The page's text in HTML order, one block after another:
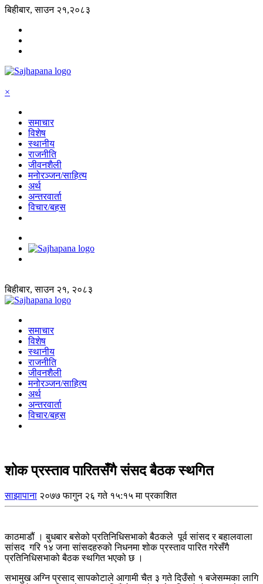
बिहीबार, साउन २१,२०८३
×
समाचार
विशेष
स्थानीय
राजनीति
जीवनशैली
मनोरञ्जन/साहित्य
अर्थ
अन्तरवार्ता
विचार/बहस
बिहीबार, साउन २१, २०८३
समाचार
विशेष
स्थानीय
राजनीति
जीवनशैली
मनोरञ्जन/साहित्य
अर्थ
अन्तरवार्ता
विचार/बहस
शोक प्रस्ताव पारितसँगै संसद बैठक स्थगित
साझापाना २०७७ फागुन २६ गते १५:१५ मा प्रकाशित
काठमाडौं । बुधबार बसेको प्रतिनिधिसभाको बैठकले पूर्व सांसद र बहालवाला
सांसद गरि १४ जना सांसदहरुको निधनमा शोक प्रस्ताव पारित गरेसँगै
प्रतिनिधिसभाको बैठक स्थगित भएको छ ।
सभामुख अग्नि प्रसाद सापकोटाले आगामी चैत ३ गते दिउँसो १ बजेसम्मका लागि